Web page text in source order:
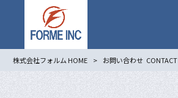
株式会社フォルム HOME > お問い合わせ CONTACT